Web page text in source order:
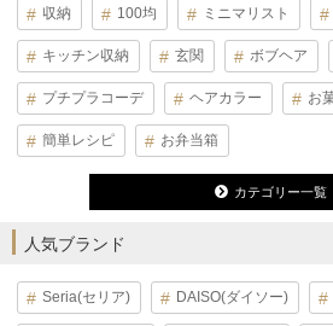
収納 100均 ミニマリスト
キッチン収納 玄関 ボブヘア
プチプラコーデ ヘアカラー お
簡単レシピ お弁当箱
カテゴリー一覧
人気ブランド
Seria(セリア) DAISO(ダイソー)